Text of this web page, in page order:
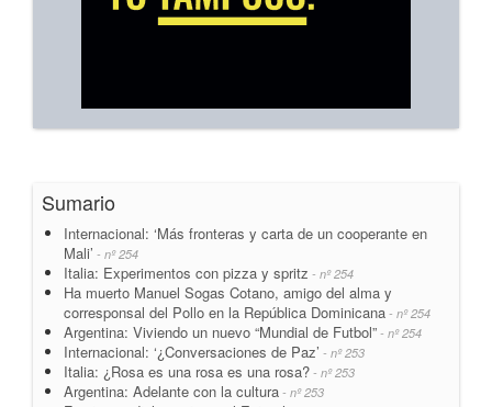
Sumario
Internacional: ‘Más fronteras y carta de un cooperante en
Mali’ - nº 254
Italia: Experimentos con pizza y spritz - nº 254
Ha muerto Manuel Sogas Cotano, amigo del alma y
corresponsal del Pollo en la República Dominicana - nº 254
Argentina: Viviendo un nuevo “Mundial de Futbol” - nº 254
Internacional: ‘¿Conversaciones de Paz’ - nº 253
Italia: ¿Rosa es una rosa es una rosa? - nº 253
Argentina: Adelante con la cultura - nº 253